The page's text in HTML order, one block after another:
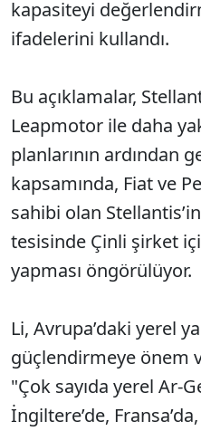
kapasiteyi
ifadelerini kullandı.
Bu açıklamalar,
Leapmotor ile daha
planlarının ardından
kapsamında, Fiat ve
sahibi olan
tesisinde Çinli şirket
yapması öngörülüyor.
Li, Avrupa’daki yerel
güçlendirmeye önem
"Çok sayıda yerel Ar-
İngiltere’de,